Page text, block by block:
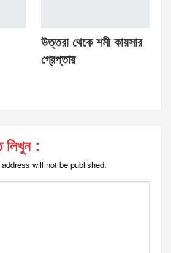
উত্তরা থেকে শমী কায়সার
গ্রেপ্তার
লিখুন :
will not be published.